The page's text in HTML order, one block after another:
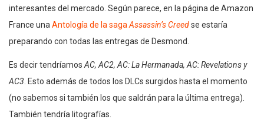
interesantes del mercado. Según parece, en la página de Amazon
France una Antología de la saga Assassin’s Creedse estaría
preparando con todas las entregas de Desmond.
Es decir tendríamos AC, AC2, AC: La Hermanada, AC: Revelations y
AC3 . Esto además de todos los DLCs surgidos hasta el momento
(no sabemos si también los que saldrán para la última entrega).
También tendría litografías.